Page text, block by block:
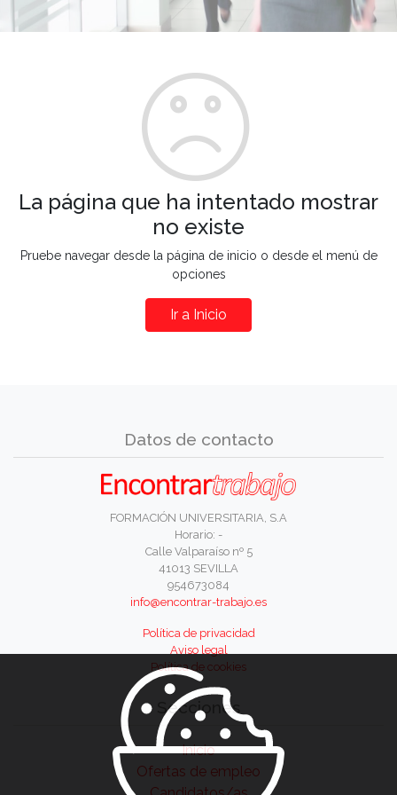
La página que ha intentado mostrar
no existe
Pruebe navegar desde la página de inicio o desde el menú de
opciones
Ir a Inicio
Datos de contacto
FORMACIÓN UNIVERSITARIA, S.A
Horario: -
Calle Valparaíso nº 5
41013 SEVILLA
954673084
info@encontrar-trabajo.es
Política de privacidad
Aviso legal
Política de cookies
Secciones
Inicio
Ofertas de empleo